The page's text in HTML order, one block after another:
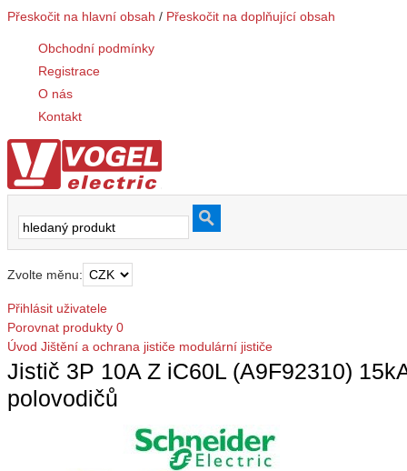
Přeskočit na hlavní obsah / Přeskočit na doplňující obsah
Obchodní podmínky
Registrace
O nás
Kontakt
Zvolte měnu:
Přihlásit uživatele
Porovnat produkty 0
Úvod Jištění a ochrana jističe modulární jističe
Jistič 3P 10A Z iC60L (A9F92310)
polovodičů